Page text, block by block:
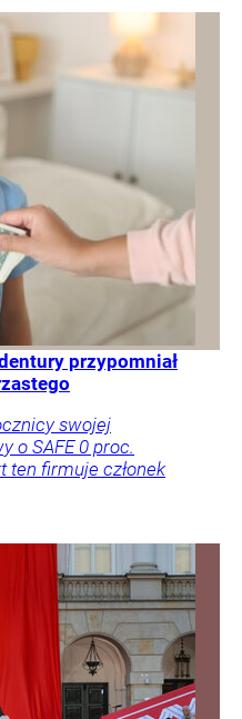
przypomniał
swojej
o SAFE 0 proc.
ten firmuje członek